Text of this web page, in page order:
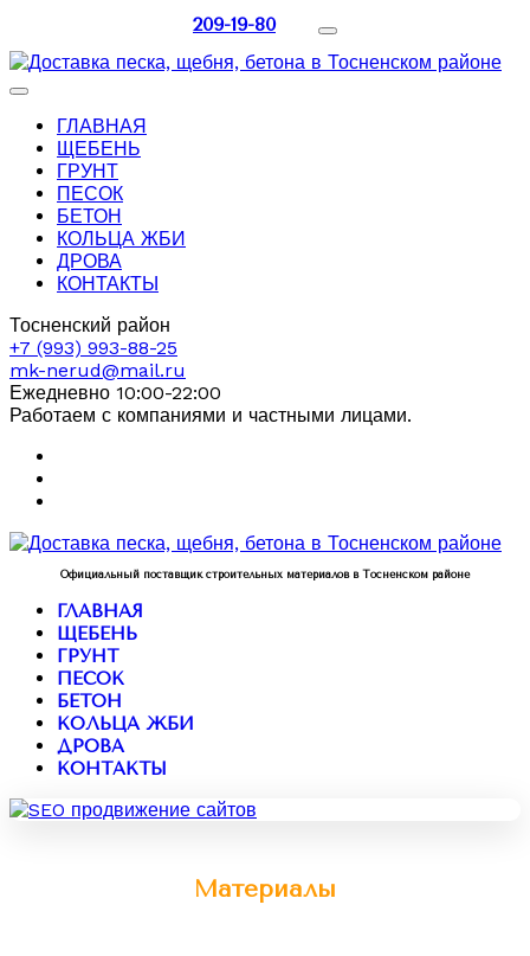
209-19-80
ГЛАВНАЯ
ЩЕБЕНЬ
ГРУНТ
ПЕСОК
БЕТОН
КОЛЬЦА ЖБИ
ДРОВА
КОНТАКТЫ
Тосненский район
+7 (993) 993-88-25
mk-nerud@mail.ru
Ежедневно 10:00-22:00
Работаем с компаниями и частными лицами.
Официальный поставщик строительных материалов в Тосненском районе
ГЛАВНАЯ
ЩЕБЕНЬ
ГРУНТ
ПЕСОК
БЕТОН
КОЛЬЦА ЖБИ
ДРОВА
КОНТАКТЫ
Материалы